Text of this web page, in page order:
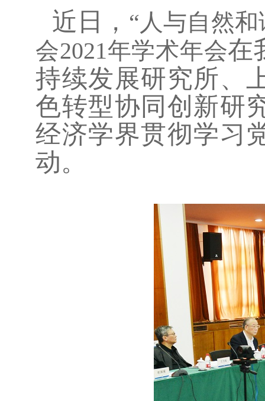
近日， “人与自然
会2021年学术年会在
持续发展研究所、
色转型协同创新研
经济学界贯彻学习
动。